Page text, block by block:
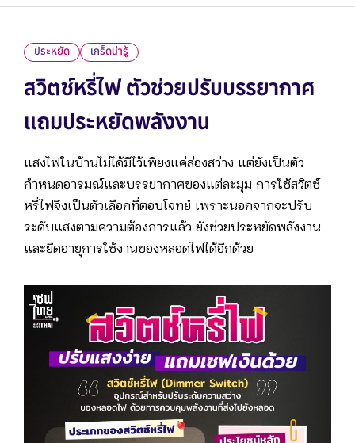
ประหยัด เกร็ดน่ารู้
สวิตช์หรี่ไฟ ตัวช่วยปรับบรรยากาศ
แถมประหยัดพลังงาน
แสงไฟในบ้านไม่ได้มีไว้เพียงแค่ส่องสว่าง แต่ยังเป็นตัว
กำหนดอารมณ์และบรรยากาศของแต่ละมุม การใช้สวิตช์
หรี่ไฟจึงเป็นตัวเลือกที่ตอบโจทย์ เพราะนอกจากจะปรับ
ระดับแสงตามความต้องการแล้ว ยังช่วยประหยัดพลังงาน
และยืดอายุการใช้งานของหลอดไฟได้อีกด้วย